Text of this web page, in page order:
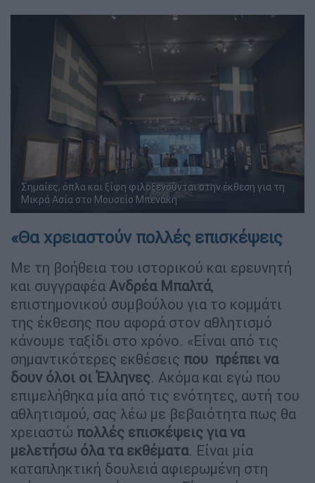
Σημαίες, όπλα και ξίφη φιλοξενούνται στην έκθεση για τη
Μικρά Ασία στο Μουσείο Μπενάκη
«Θα χρειαστούν πολλές επισκέψεις
Με τη βοήθεια του ιστορικού και ερευνητή
και συγγραφέα Ανδρέα Μπαλτά,
επιστημονικού συμβούλου για το κομμάτι
της έκθεσης που αφορά στον αθλητισμό
κάνουμε ταξίδι στο χρόνο. «Είναι από τις
σημαντικότερες εκθέσεις που πρέπει να
δουν όλοι οι Έλληνες. Ακόμα και εγώ που
επιμελήθηκα μία από τις ενότητες, αυτή του
αθλητισμού, σας λέω με βεβαιότητα πως θα
χρειαστώ πολλές επισκέψεις για να
μελετήσω όλα τα εκθέματα. Είναι μία
καταπληκτική δουλειά αφιερωμένη στη